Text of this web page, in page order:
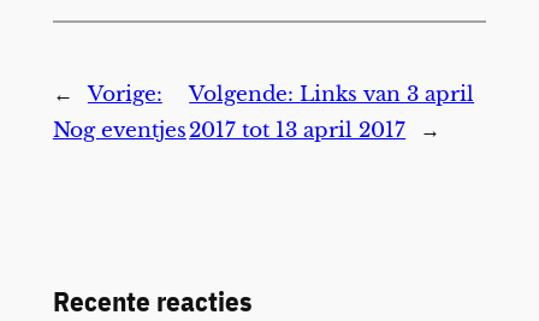
←
Vorige:
Nog eventjes
Volgende:Links van 3 april
2017 tot 13 april 2017
→
Recente reacties